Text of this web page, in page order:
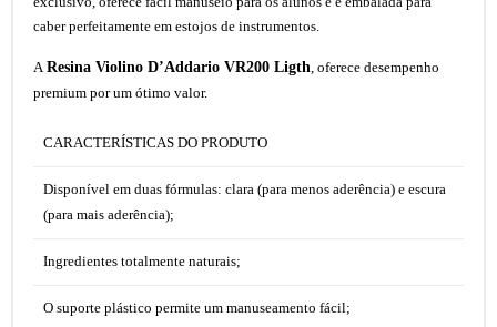
caber perfeitamente em estojos de instrumentos.
AResina Violino D’Addario VR200 Ligth, oferece desempenho
premium por um ótimo valor.
CARACTERÍSTICAS DO PRODUTO
Disponível em duas fórmulas: clara (para menos aderência) e escura
(para mais aderência);
Ingredientes totalmente naturais;
O suporte plástico permite um manuseamento fácil;